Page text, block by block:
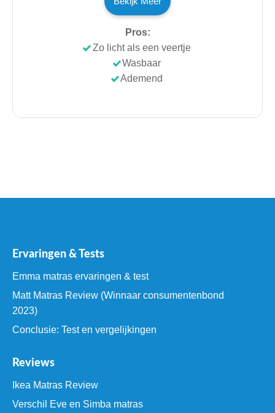
Pros:
Zo licht als een veertje
Wasbaar
Ademend
Ervaringen & Tests
Emma matras ervaringen & test
Matt Matras Review (Winnaar consumentenbond
2023)
Conclusie: Test en vergelijkingen
Reviews
Ikea Matras Review
Verschil Eve en Simba matras